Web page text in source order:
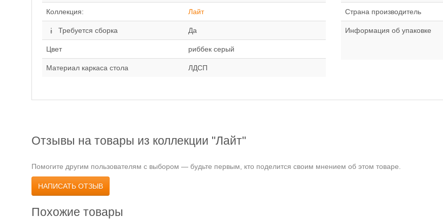
Коллекция: Лайт
Требуется сборка Да
Цвет риббек серый
Материал каркаса стола ЛДСП
Страна производитель
Информация об упаковке
Отзывы на товары из коллекции "Лайт"
Помогите другим пользователям с выбором — будьте первым, кто поделится своим мнением об этом товаре.
НАПИСАТЬ ОТЗЫВ
Похожие товары